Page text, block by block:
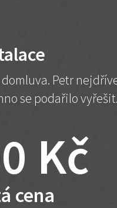
Petr
se podařilo
Kč
cena